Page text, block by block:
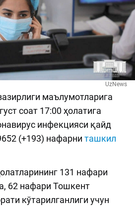
UzNews
маълумотларига
соат 17:00 ҳолатига
инфекцияси қайд
(+193) нафарни ташкил
131 нафари
62 нафари Тошкент
кўтарилганлиги учун